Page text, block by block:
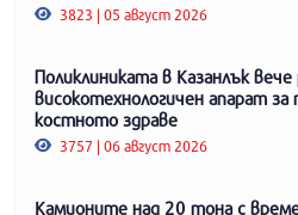
3823 | 05 август 2026
Поликлиниката в Казанлък вече
високотехнологичен апарат за
костното здраве
3757 | 06 август 2026
Камионите над 20 тона с